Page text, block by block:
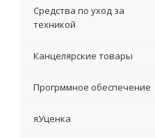
Средства по уход за
техникой
Канцелярские товары
Прогрммное обеспечение
яУценка